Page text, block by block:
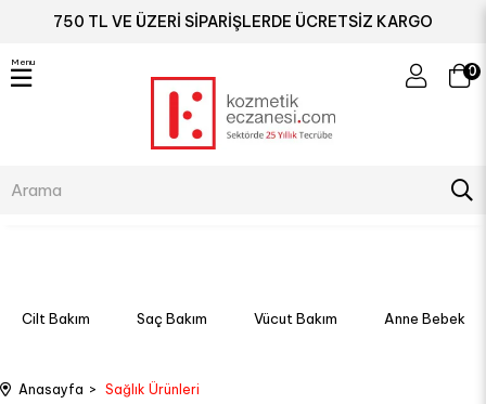
750 TL VE ÜZERİ SİPARİŞLERDE ÜCRETSİZ KARGO
0
Menu
Cilt Bakım Saç Bakım Vücut Bakım Anne Bebek
Anasayfa Sağlık Ürünleri